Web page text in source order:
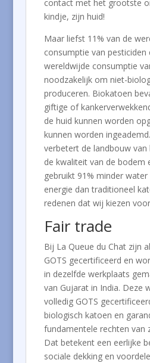
contact met het grootste
kindje, zijn huid!
Maar liefst 11% van de
consumptie van pesticiden
wereldwijde consumptie
noodzakelijk om niet-
produceren. Biokatoen
giftige of
de huid kunnen worden
kunnen worden
verbetert de landbouw
de kwaliteit van de bodem
gebruikt 91% minder
energie dan traditioneel
redenen dat wij kiezen
Fair trade
Bij La Queue du Chat zijn
GOTS gecertificeerd en
in dezelfde werkplaats
van Gujarat in India. Deze
volledig GOTS
biologisch katoen en
fundamentele rechten van
Dat betekent een eerlijke
sociale dekking en